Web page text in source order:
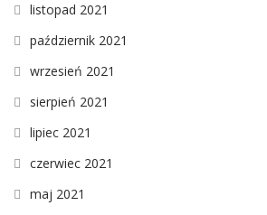
listopad 2021
październik 2021
wrzesień 2021
sierpień 2021
lipiec 2021
czerwiec 2021
maj 2021